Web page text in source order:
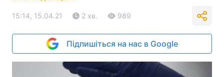
15:14, 15.04.21 2 хв. 989
Підпишіться на нас в Google